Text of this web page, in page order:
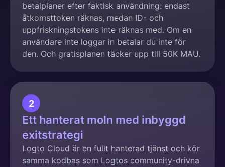
betalplaner efter faktisk användning: endast
åtkomsttoken räknas, medan ID- och
uppfriskningstokens inte räknas med. Om en
användare inte loggar in betalar du inte för
den. Och gratisplanen täcker upp till 50K MAU.
2
Ett hanterat moln med inbyggd
exitstrategi
Logto Cloud är en fullt hanterad tjänst och kör
samma kodbas som Logtos community-drivna